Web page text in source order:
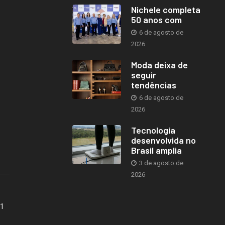
Nichele completa
50 anos com
6 de agosto de
2026
Moda deixa de
seguir
tendências
6 de agosto de
2026
Tecnologia
desenvolvida no
Brasil amplia
3 de agosto de
2026